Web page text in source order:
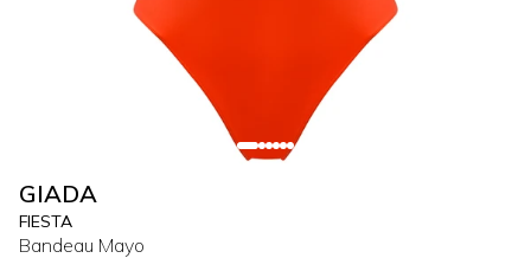
GIADA
FIESTA
Bandeau Mayo